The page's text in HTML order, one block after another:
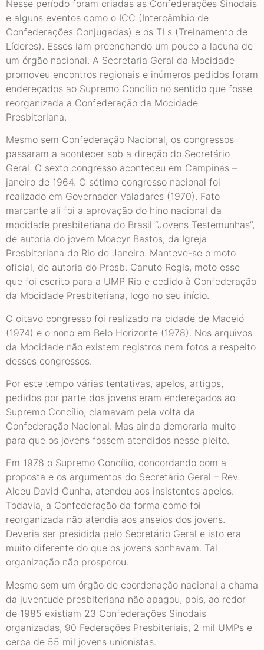
Nesse período foram criadas as Confederações Sinodais
e alguns eventos como o ICC (Intercâmbio de
Confederações Conjugadas) e os TLs (Treinamento de
Líderes). Esses iam preenchendo um pouco a lacuna de
um órgão nacional. A Secretaria Geral da Mocidade
promoveu encontros regionais e inúmeros pedidos foram
endereçados ao Supremo Concílio no sentido que fosse
reorganizada a Confederação da Mocidade
Presbiteriana.
Mesmo sem Confederação Nacional, os congressos
passaram a acontecer sob a direção do Secretário
Geral. O sexto congresso aconteceu em Campinas –
janeiro de 1964. O sétimo congresso nacional foi
realizado em Governador Valadares (1970). Fato
marcante ali foi a aprovação do hino nacional da
mocidade presbiteriana do Brasil “Jovens Testemunhas”,
de autoria do jovem Moacyr Bastos, da Igreja
Presbiteriana do Rio de Janeiro. Manteve-se o moto
oficial, de autoria do Presb. Canuto Regis, moto esse
que foi escrito para a UMP Rio e cedido à Confederação
da Mocidade Presbiteriana, logo no seu início.
O oitavo congresso foi realizado na cidade de Maceió
(1974) e o nono em Belo Horizonte (1978). Nos arquivos
da Mocidade não existem registros nem fotos a respeito
desses congressos.
Por este tempo várias tentativas, apelos, artigos,
pedidos por parte dos jovens eram endereçados ao
Supremo Concílio, clamavam pela volta da
Confederação Nacional. Mas ainda demoraria muito
para que os jovens fossem atendidos nesse pleito.
Em 1978 o Supremo Concílio, concordando com a
proposta e os argumentos do Secretário Geral – Rev.
Alceu David Cunha, atendeu aos insistentes apelos.
Todavia, a Confederação da forma como foi
reorganizada não atendia aos anseios dos jovens.
Deveria ser presidida pelo Secretário Geral e isto era
muito diferente do que os jovens sonhavam. Tal
organização não prosperou.
Mesmo sem um órgão de coordenação nacional a chama
da juventude presbiteriana não apagou, pois, ao redor
de 1985 existiam 23 Confederações Sinodais
organizadas, 90 Federações Presbiteriais, 2 mil UMPs e
cerca de 55 mil jovens unionistas.